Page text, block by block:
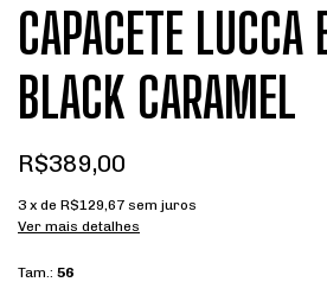
CAPACETE LUCCA
BLACK CARAMEL
R$389,00
3 x de R$129,67 sem juros
Ver mais detalhes
Tam.: 56